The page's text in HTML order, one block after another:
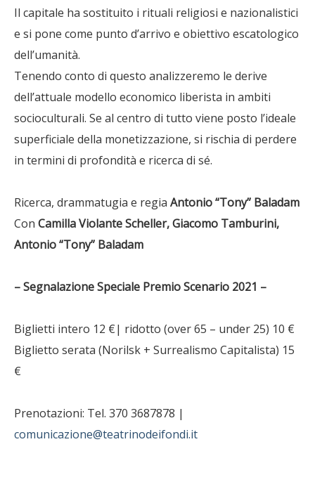
Il capitale ha sostituito i rituali religiosi e nazionalistici
e si pone come punto d’arrivo e obiettivo escatologico
dell’umanità.
Tenendo conto di questo analizzeremo le derive
dell’attuale modello economico liberista in ambiti
socioculturali. Se al centro di tutto viene posto l’ideale
superficiale della monetizzazione, si rischia di perdere
in termini di profondità e ricerca di sé.
Ricerca, drammatugia e regia Antonio “Tony” Baladam
Con Camilla Violante Scheller, Giacomo Tamburini,
Antonio “Tony” Baladam
– Segnalazione Speciale PremioScenario 2021 –
Biglietti intero 12 €| ridotto (over 65 – under 25) 10 €
Biglietto serata (Norilsk + Surrealismo Capitalista) 15
€
Prenotazioni: Tel. 370 3687878 |
comunicazione@teatrinodeifondi.it